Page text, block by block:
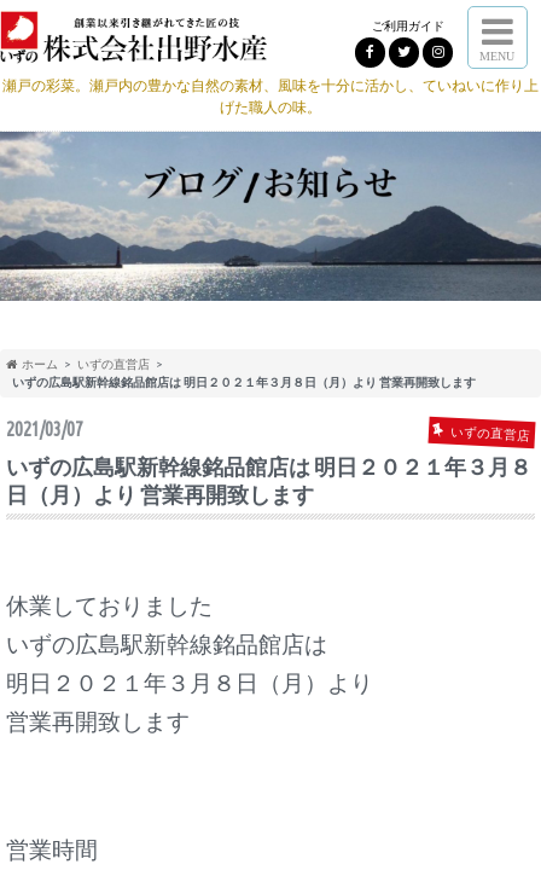
ご利用ガイド
MENU
瀬戸の彩菜。瀬戸内の豊かな自然の素材、風味を十分に活かし、ていねいに作り上
げた職人の味。
ホーム
いずの直営店
いずの広島駅新幹線銘品館店は 明日２０２１年３月８日（月）より 営業再開致します
2021/03/07 いずの直営店
いずの広島駅新幹線銘品館店は 明日２０２１年３月８
日（月）より 営業再開致します
休業しておりました
いずの広島駅新幹線銘品館店は
明日２０２１年３月８日（月）より
営業再開致します
営業時間